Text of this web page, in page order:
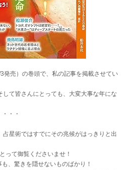
売）の巻頭で、私の記事を掲載させてい
て皆さんにとっても、大変大事な年にな
・・
星術ではすでにその兆候がはっきりと出
って御覧くださいませ！
、驚きを隠せないものばかり！